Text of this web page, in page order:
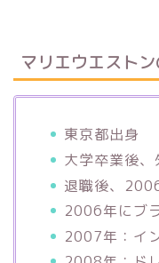
マリエウエスト
東京都出身
大学卒業後
退職後、
2006年にブ
2007年：イ